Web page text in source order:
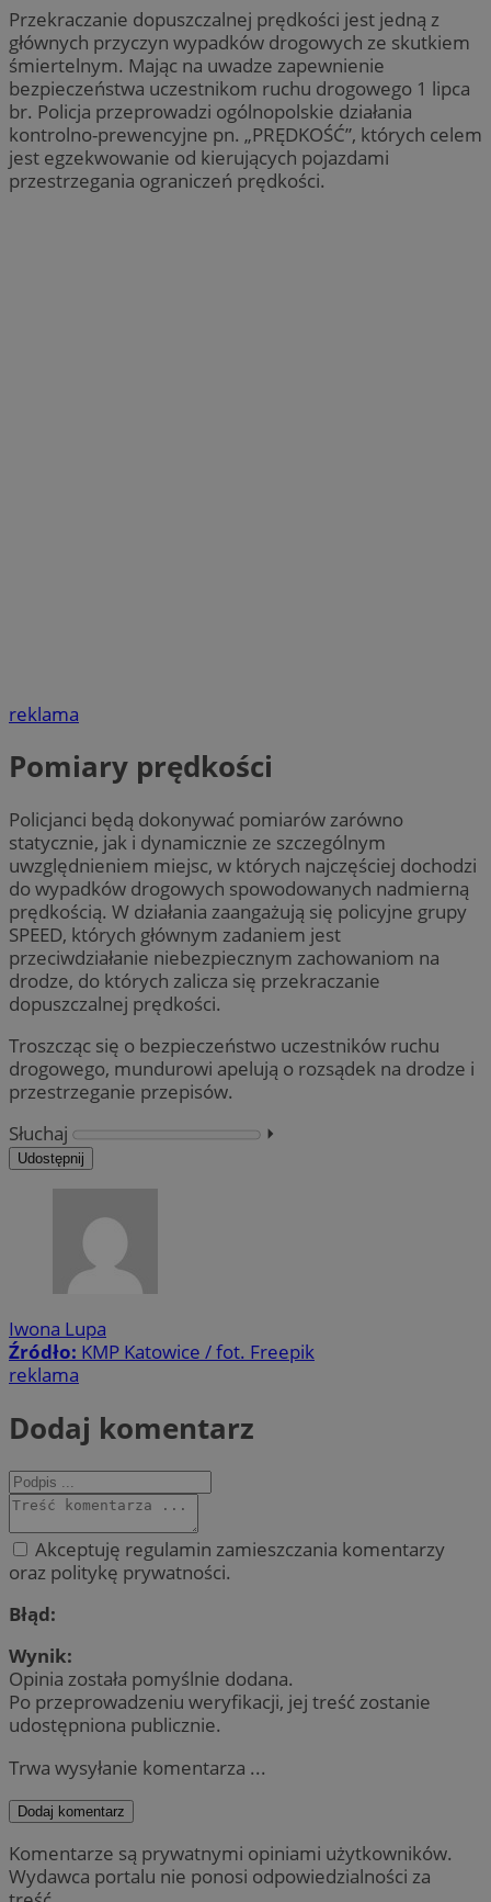
Przekraczanie dopuszczalnej prędkości jest jedną z
głównych przyczyn wypadków drogowych ze skutkiem
śmiertelnym. Mając na uwadze zapewnienie
bezpieczeństwa uczestnikom ruchu drogowego 1 lipca
br. Policja przeprowadzi ogólnopolskie działania
kontrolno-prewencyjne pn. „PRĘDKOŚĆ”, których celem
jest egzekwowanie od kierujących pojazdami
przestrzegania ograniczeń prędkości.
reklama
Pomiary prędkości
Policjanci będą dokonywać pomiarów zarówno
statycznie, jak i dynamicznie ze szczególnym
uwzględnieniem miejsc, w których najczęściej dochodzi
do wypadków drogowych spowodowanych nadmierną
prędkością. W działania zaangażują się policyjne grupy
SPEED, których głównym zadaniem jest
przeciwdziałanie niebezpiecznym zachowaniom na
drodze, do których zalicza się przekraczanie
dopuszczalnej prędkości.
Troszcząc się o bezpieczeństwo uczestników ruchu
drogowego, mundurowi apelują o rozsądek na drodze i
przestrzeganie przepisów.
Słuchaj
⏵︎
Udostępnij
Iwona Lupa
Źródło: KMP Katowice / fot. Freepik
reklama
Dodaj komentarz
Akceptuję regulamin zamieszczania komentarzy
oraz politykę prywatności.
Błąd:
Wynik:
Opinia została pomyślnie dodana.
Po przeprowadzeniu weryfikacji, jej treść zostanie
udostępniona publicznie.
Trwa wysyłanie komentarza ...
Dodaj komentarz
Komentarze są prywatnymi opiniami użytkowników.
Wydawca portalu nie ponosi odpowiedzialności za